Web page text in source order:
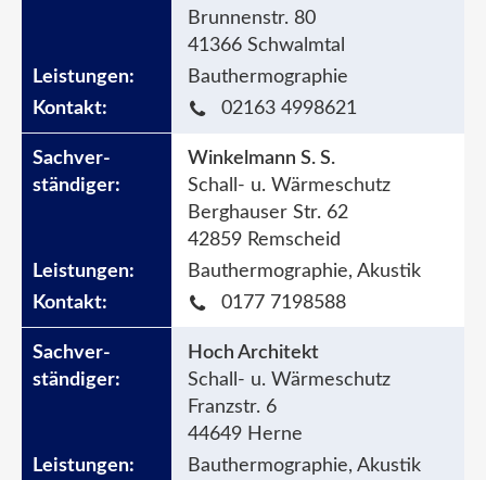
Brunnenstr. 80
41366 Schwalmtal
Bauthermographie
02163 4998621
Winkelmann S. S.
Schall- u. Wärmeschutz
Berghauser Str. 62
42859 Remscheid
Bauthermographie, Akustik
0177 7198588
Hoch Architekt
Schall- u. Wärmeschutz
Franzstr. 6
44649 Herne
Bauthermographie, Akustik